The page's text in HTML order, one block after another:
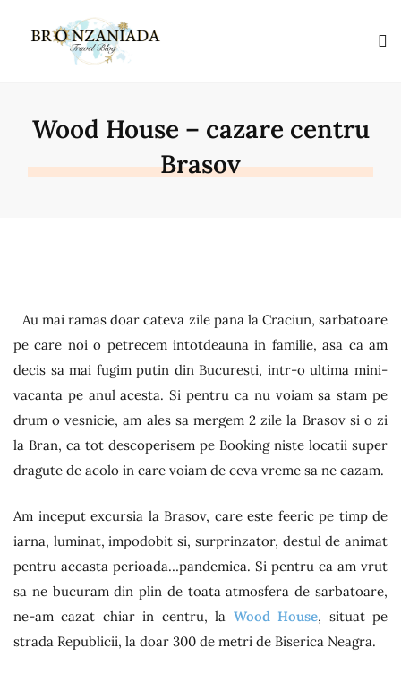
Wood House – cazare centru
Brasov
Au mai ramas doar cateva zile pana la Craciun, sarbatoare
pe care noi o petrecem intotdeauna in familie, asa ca am
decis sa mai fugim putin din Bucuresti, intr-o ultima mini-
vacanta pe anul acesta. Si pentru ca nu voiam sa stam pe
drum o vesnicie, am ales sa mergem 2 zile la Brasov si o zi
la Bran, ca tot descoperisem pe Booking niste locatii super
dragute de acolo in care voiam de ceva vreme sa ne cazam.
Am inceput excursia la Brasov, care este feeric pe timp de
iarna, luminat, impodobit si, surprinzator, destul de animat
pentru aceasta perioada…pandemica. Si pentru ca am vrut
sa ne bucuram din plin de toata atmosfera de sarbatoare,
ne-am cazat chiar in centru, la Wood House, situat pe
strada Republicii, la doar 300 de metri de Biserica Neagra.